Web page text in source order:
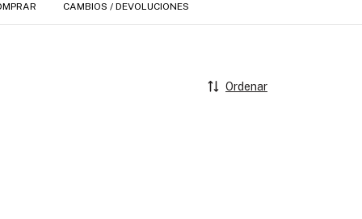
CAMBIOS / DEVOLUCIONES
Ordenar